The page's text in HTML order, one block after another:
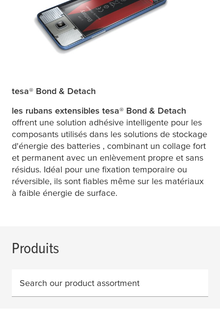
tesa® Bond & Detach
les rubans extensibles tesa® Bond & Detach
offrent une solution adhésive intelligente pour les
composants utilisés dans les solutions de stockage
d'énergie des batteries , combinant un collage fort
et permanent avec un enlèvement propre et sans
résidus. Idéal pour une fixation temporaire ou
réversible, ils sont fiables même sur les matériaux
à faible énergie de surface.
Produits
Search our product assortment